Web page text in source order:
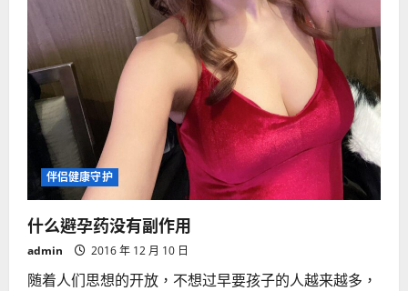
伴侣健康守护
什么避孕药没有副作用
admin 2016 年 12 月 10 日
随着人们思想的开放，不想过早要孩子的人越来越多，